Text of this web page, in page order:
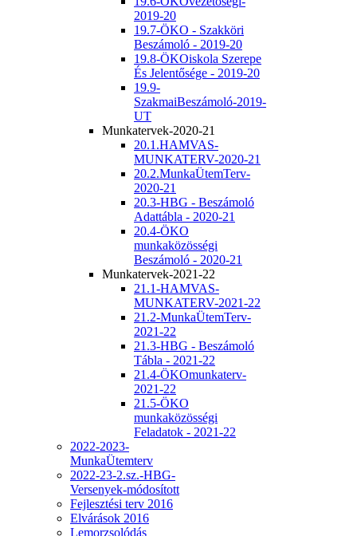
2019-20
19.7-ÖKO - Szakköri
Beszámoló - 2019-20
19.8-ÖKOiskola Szerepe
És Jelentősége - 2019-20
19.9-
SzakmaiBeszámoló-2019-
UT
Munkatervek-2020-21
20.1.HAMVAS-
MUNKATERV-2020-21
20.2.MunkaÜtemTerv-
2020-21
20.3-HBG - Beszámoló
Adattábla - 2020-21
20.4-ÖKO
munkaközösségi
Beszámoló - 2020-21
Munkatervek-2021-22
21.1-HAMVAS-
MUNKATERV-2021-22
21.2-MunkaÜtemTerv-
2021-22
21.3-HBG - Beszámoló
Tábla - 2021-22
21.4-ÖKOmunkaterv-
2021-22
21.5-ÖKO
munkaközösségi
Feladatok - 2021-22
2022-2023-
MunkaÜtemterv
2022-23-2.sz.-HBG-
Versenyek-módosított
Fejlesztési terv 2016
Elvárások 2016
Lemorzsolódás